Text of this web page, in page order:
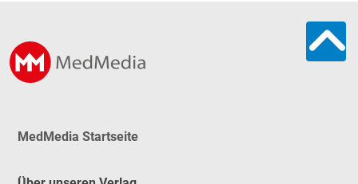
MedMedia Startseite